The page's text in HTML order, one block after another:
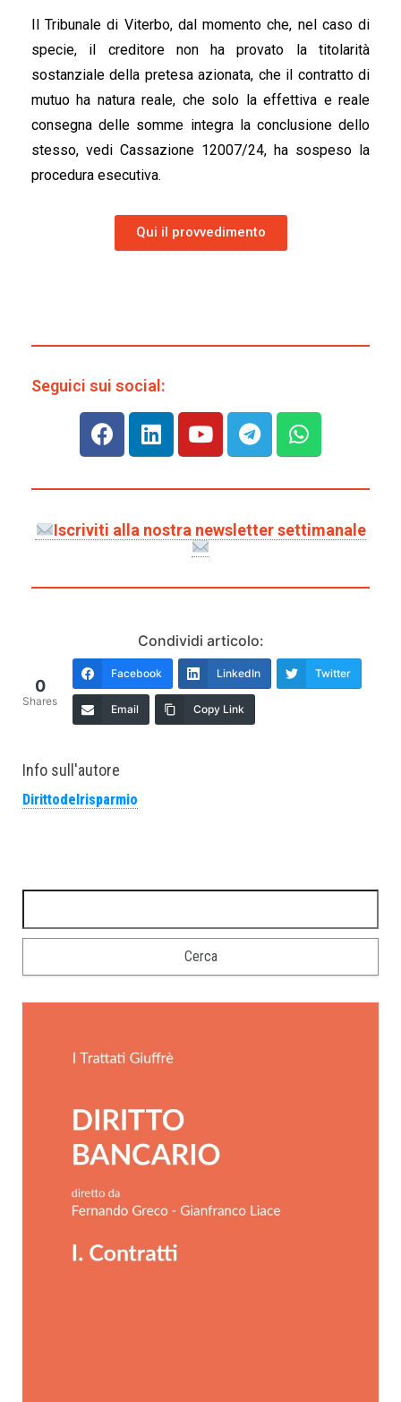
Il Tribunale di Viterbo, dal momento che, nel caso di
specie, il creditore non ha provato la titolarità
sostanziale della pretesaazionata, che il contratto di
mutuo ha natura reale, che solo la effettiva e reale
consegna delle somme integra la conclusione dello
stesso, vedi Cassazione 12007/24, ha sospeso la
procedura esecutiva.
Qui il provvedimento
Seguici sui social:
Iscriviti alla nostra newsletter settimanale
Condividi articolo:
0
Shares
Facebook LinkedIn Twitter
Email Copy Link
Info sull'autore
Dirittodelrisparmio